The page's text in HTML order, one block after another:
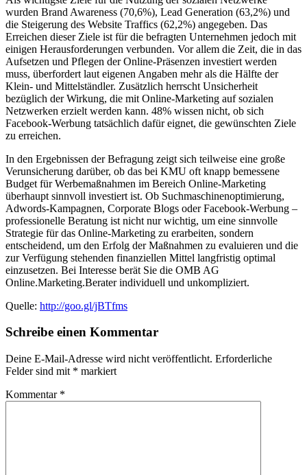
wurden Brand Awareness (70,6%), Lead Generation (63,2%) und
die Steigerung des Website Traffics (62,2%) angegeben. Das
Erreichen dieser Ziele ist für die befragten Unternehmen jedoch mit
einigen Herausforderungen verbunden. Vor allem die Zeit, die in das
Aufsetzen und Pflegen der Online-Präsenzen investiert werden
muss, überfordert laut eigenen Angaben mehr als die Hälfte der
Klein- und Mittelständler. Zusätzlich herrscht Unsicherheit
bezüglich der Wirkung, die mit Online-Marketing auf sozialen
Netzwerken erzielt werden kann. 48% wissen nicht, ob sich
Facebook-Werbung tatsächlich dafür eignet, die gewünschten Ziele
zu erreichen.
In den Ergebnissen der Befragung zeigt sich teilweise eine große
Verunsicherung darüber, ob das bei KMU oft knapp bemessene
Budget für Werbemaßnahmen im Bereich Online-Marketing
überhaupt sinnvoll investiert ist. Ob Suchmaschinenoptimierung,
Adwords-Kampagnen, Corporate Blogs oder Facebook-Werbung –
professionelle Beratung ist nicht nur wichtig, um eine sinnvolle
Strategie für das Online-Marketing zu erarbeiten, sondern
entscheidend, um den Erfolg der Maßnahmen zu evaluieren und die
zur Verfügung stehenden finanziellen Mittel langfristig optimal
einzusetzen. Bei Interesse berät Sie die OMB AG
Online.Marketing.Berater individuell und unkompliziert.
Quelle: http://goo.gl/jBTfms
Schreibe einen Kommentar
Deine E-Mail-Adresse wird nicht veröffentlicht. Erforderliche
Felder sind mit * markiert
Kommentar *